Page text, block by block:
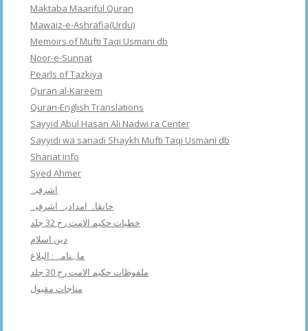
Maktaba Maariful Quran
Mawaiz-e-Ashrafia(Urdu)
Memoirs of Mufti Taqi Usmani db
Noor-e-Sunnat
Pearls of Tazkiya
Quran al-Kareem
Quran-English Translations
Sayyid Abul Hasan Ali Nadwi ra Center
Sayyidi wa sanadi Shaykh Mufti Taqi Usmani db
Shariat info
Syed Ahmer
اشرفبہ
خانقاہ امدادیہ اشرفیہ
خطبات حکیم الامت رح 32 جلد
دین اسلام
ماہنامہ : البلاغ
ملفوظات حکیم الامت رح 30 جلد
مناجات مقبول